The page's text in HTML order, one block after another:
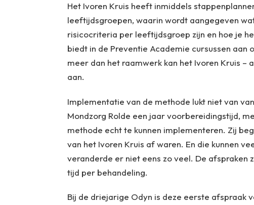
Het Ivoren Kruis heeft inmiddels
leeftijdsgroepen, waarin wordt aangegeven
risicocriteria per leeftijdsgroep zijn en hoe je
biedt in de Preventie Academie cursussen
meer dan het raamwerk kan het Ivoren Kruis –
aan.
Implementatie van de methode lukt niet van
Mondzorg Rolde een jaar voorbereidingstijd,
methode echt te kunnen implementeren. Zij
van het Ivoren Kruis af waren. En die kunnen
veranderde er niet eens zo veel. De
tijd per behandeling.
Bij de driejarige Odyn is deze eerste afspraak